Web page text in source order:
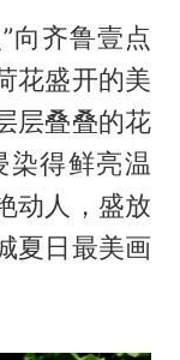
向齐鲁壹点
花盛开的美
层叠叠的花
染得鲜亮温
动人，盛放
夏日最美画